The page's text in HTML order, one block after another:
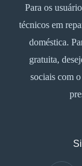
Para os
técnicos em
doméstica.
gratuita,
sociais com